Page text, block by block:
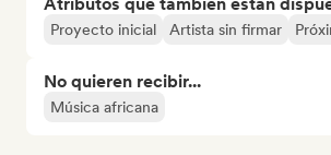
Proyecto inicial Artista sin firmar
No quieren recibir...
Música africana